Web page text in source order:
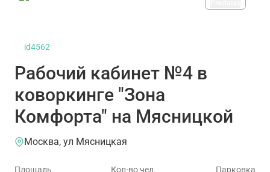
id4562
Рабочий кабинет №4 в
коворкинге "Зона
Комфорта" на Мясницкой
Москва, ул Мясницкая
Площадь
Кол-во чел.
Парковка